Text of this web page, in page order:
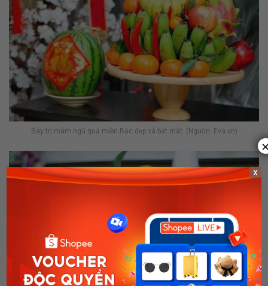
Bày trí mâm ngũ quả miền Bắc đẹp và bắt mắt. (Nguồn: Eva.vn)
x